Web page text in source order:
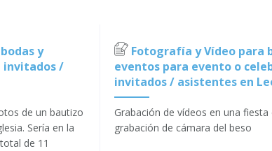
y
invitados /
de un bautizo
Sería en la
de 11
Fotografía y Vídeo para
eventos para evento o
invitados / asistentes en
Grabación de vídeos en una
grabación de cámara del beso